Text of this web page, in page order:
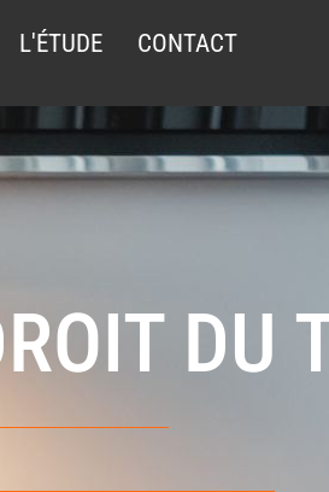
L'ÉTUDE CONTACT
DU